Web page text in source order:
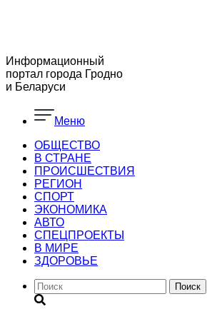
Информационный
портал города Гродно
и Беларуси
Меню
ОБЩЕСТВО
В СТРАНЕ
ПРОИСШЕСТВИЯ
РЕГИОН
CПОРТ
ЭКОНОМИКА
АВТО
СПЕЦПРОЕКТЫ
В МИРЕ
ЗДОРОВЬЕ
Поиск